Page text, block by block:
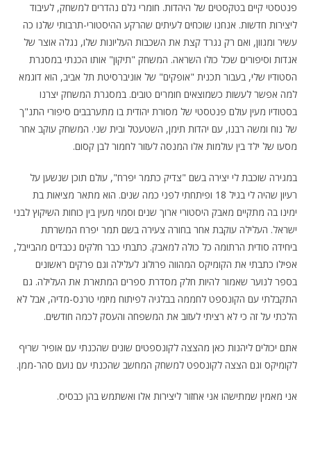
פנטסטי קיים בטקסטים של היהדות. חומרי גלם נהדרים למשחק, לעיבוד
ליצירות חדשות. אנחנו שוכחים לעיתים שהרקע ההיסטורי-תרבותי שלנו כה
עשיר ומגוון, ואם רק נגרד קצת את השכבות העליונות שלו, נגלה אוצר של
אגדות וסיפורים שכל כולו השראה. המשחק "תיקון" אותו הכנתי במסגרת
הסטודיו שלי, בעבור תכנית "אופקים" של אוניברסיטת תל אביב, הוא דוגמא
למה אפשר לעשות כשמוצאים חומרים טובים. במסגרת המשחק יצרנו
בסטודיו מעין עולם פנטסטי של מסורת יהודית בו מתערבבים סיפורי התנ"ך
של נוח ומשה רבנו, עם יהדות תימן, השטעטל ובית שני. המשחק עוקב אחר
מסעו של ילד בין עולמות אלו המנסה לעזור לחמור לבן קסום.
במגירה שוכבת לי יצירה בשם "צדיק כתמר יפרח", עולם תוכן שנשען על
רעיון שהיה לי בגיל 18 ופיתחתי לפני כמה שנים. הוא מתאר מציאות בת
ימינו בה מתקיים מאבק היסטורי ארוך שנים וסמוי מעין בין כוחות השיקוץ לבני
ישראל. העלילה עוקבת אחר בחורה צעירה בשם תמר יפרח המשרתת
ביחידה סודית הרתומה כל כולה למאבק. כתבתי כבר חלקים נכבדים מהבייבל,
אפילו כתבתי את הקומיקס המהווה פרולוג לעלילה וגם פרקים ראשונים
בספר לנוער שאמור להיות חלק מסדרת ספרים המתארת את העלילה. גם
התקבלתי עם הקונספט לחממה בבלגיה לפיתוח מיזמי טרנס-מדיה, אבל לא
הלכתי על זה כי לא רציתי לעזוב את המשפחה והעסק לכמה חודשים.
אתם יכולים ליהנות כאן מהצצה לקונספטים שונים שהכנתי עם אופיר שריף
לקומיקס וגם הצצה לקונספט למשחק המחשב שהכנתי עם נועם סהר-ממן.
אני מאמין שמתישהו אני אחזור ליצירות אלו ואשתמש בהן כבסיס.